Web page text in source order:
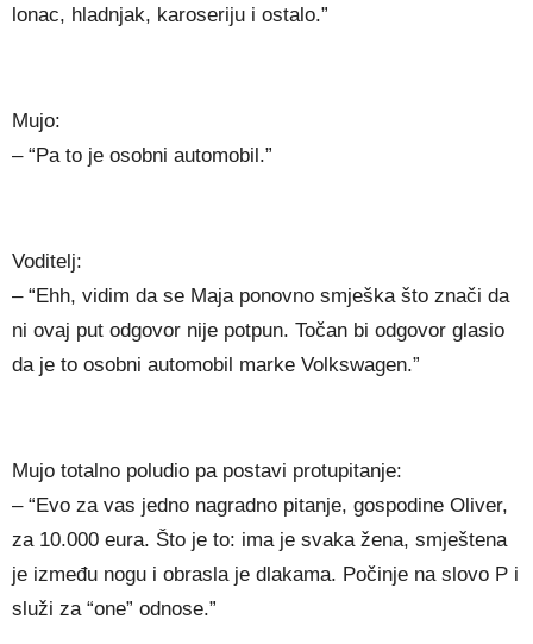
lonac, hladnjak, karoseriju i ostalo.”
Mujo:
– “Pa to je osobni automobil.”
Voditelj:
– “Ehh, vidim da se Maja ponovno smješka što znači da
ni ovaj put odgovor nije potpun. Točan bi odgovor glasio
da je to osobni automobil marke Volkswagen.”
Mujo totalno poludio pa postavi protupitanje:
– “Evo za vas jedno nagradno pitanje, gospodine Oliver,
za 10.000 eura. Što je to: ima je svaka žena, smještena
je između nogu i obrasla je dlakama. Počinje na slovo P i
služi za “one” odnose.”